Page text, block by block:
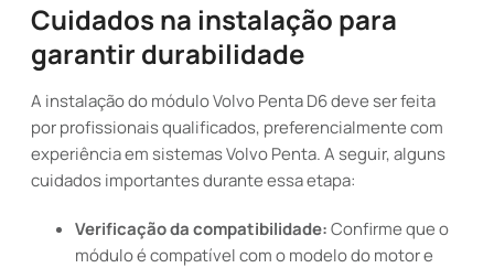
Cuidados na instalação para
garantir durabilidade
A instalação do módulo Volvo Penta D6 deve ser feita
por profissionais qualificados, preferencialmente com
experiência em sistemas Volvo Penta. A seguir, alguns
cuidados importantes durante essa etapa:
Verificação da compatibilidade:Confirme que o
módulo é compatível com o modelo do motor e